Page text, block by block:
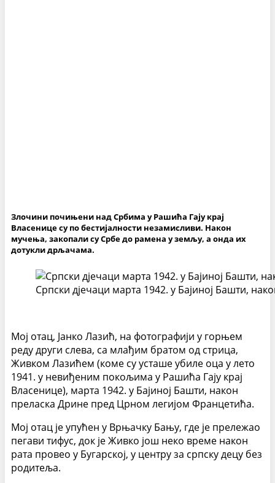
Злочини почињени над Србима у Рашића Гају крај
Власенице су по бестијалности незамисливи. Након
мучења, закопали су Србе до рамена у земљу, а онда их
дотукли дрљачама.
Српски дјечаци марта 1942. у Бајиној Башти,
Мој отац, Јанко Лазић, на фотографији у горњем
реду други слева, са млађим братом од стрица,
Живком Лазићем (коме су усташе убиле оца у лето
1941. у невиђеним покољима у Рашића Гају крај
Власенице), марта 1942. у Бајиној Башти, након
преласка Дрине пред Црном легијом Францетића.
Мој отац је упућен у Врњачку Бању, где је прележао
пегави тифус, док је Живко још неко време након
рата провео у Бугарској, у центру за српску децу без
родитеља.